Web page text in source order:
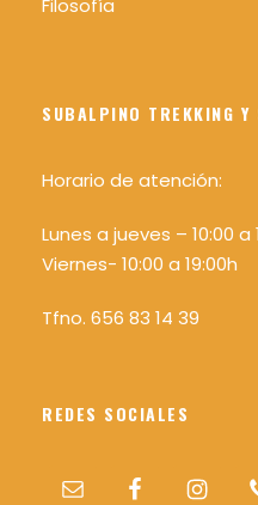
Filosofía
SUBALPINO TREKKING Y
Horario de atención:
Lunes a jueves – 10:00 a
Viernes- 10:00 a 19:00h
Tfno. 656 83 14 39
REDES SOCIALES